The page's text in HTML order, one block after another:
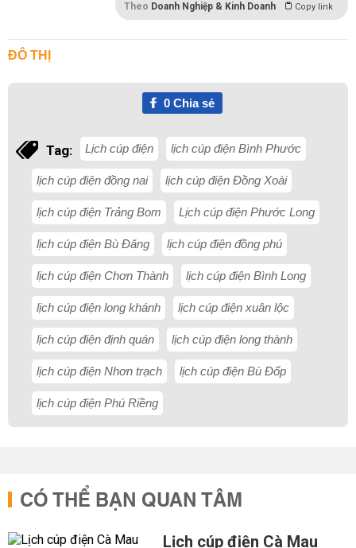
Theo Doanh Nghiệp & Kinh Doanh Copy link
ĐÔ THỊ
0Chia sẻ
Tag: Lịch cúp điện lịch cúp điện Bình Phước
lịch cúp điện đồng nai lịch cúp điện Đồng Xoài
lịch cúp điện Trảng Bom Lịch cúp điện Phước Long
lịch cúp điện Bù Đăng lịch cúp điện đồng phú
lịch cúp điện Chơn Thành lịch cúp điện Bình Long
lịch cúp điện long khánh lịch cúp điện xuân lộc
lịch cúp điện định quán lịch cúp điện long thành
lịch cúp điện Nhơn trạch lịch cúp điện Bù Đốp
lịch cúp điện Phú Riềng
CÓ THỂ BẠN QUAN TÂM
Lịch cúp điện Cà Mau